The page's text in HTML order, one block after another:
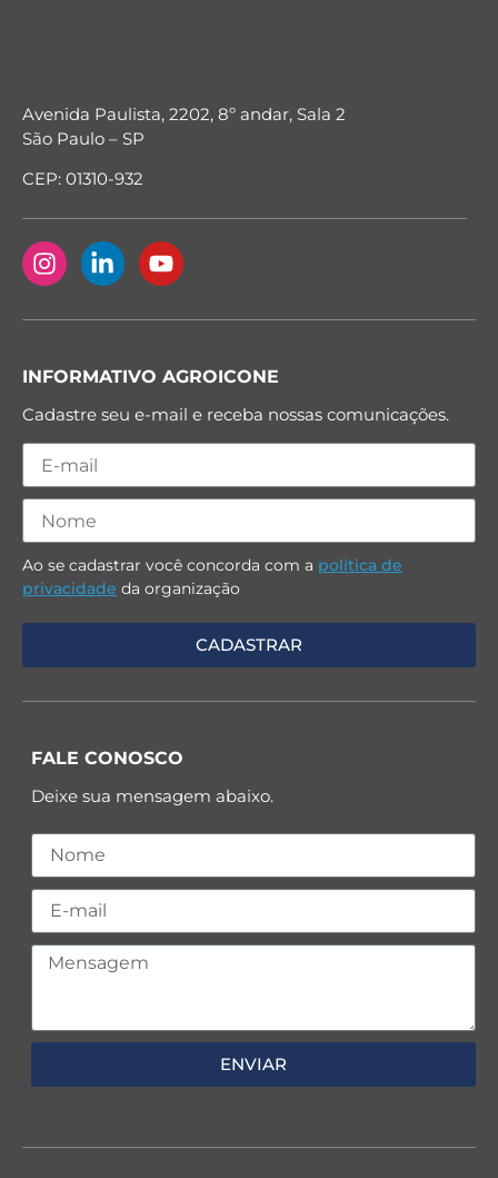
Avenida Paulista, 2202, 8º andar, Sala 2
São Paulo – SP
CEP: 01310-932
INFORMATIVO AGROICONE
Cadastre seu e-mail e receba nossas comunicações.
Ao se cadastrar você concorda com a política de
privacidade da organização
FALE CONOSCO
Deixe sua mensagem abaixo.
ENVIAR